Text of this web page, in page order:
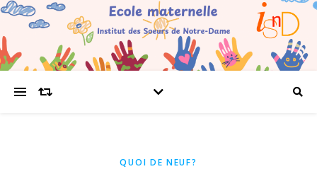
QUOI DE NEUF?